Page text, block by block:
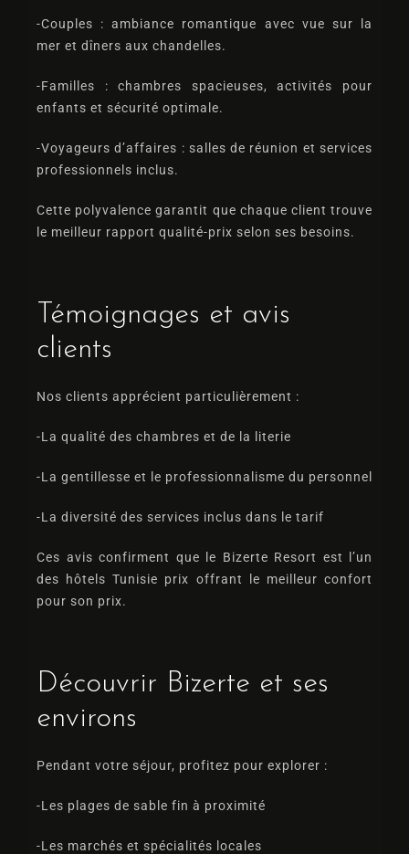
-Couples : ambiance romantique avec vue sur la
mer et dîners aux chandelles.
-Familles : chambres spacieuses, activités pour
enfants et sécurité optimale.
-Voyageurs d’affaires : salles de réunion et services
professionnels inclus.
Cette polyvalence garantit que chaque client trouve
le meilleur rapport qualité-prix selon ses besoins.
Témoignages et avis
clients
Nos clients apprécient particulièrement :
-La qualité des chambres et de la literie
-La gentillesse et le professionnalisme du personnel
-La diversité des services inclus dans le tarif
Ces avis confirment que le Bizerte Resort est l’un
des
hôtels Tunisie prix offrant le meilleur confort
pour son prix.
Découvrir Bizerte et ses
environs
Pendant votre séjour, profitez pour explorer :
-Les plages de sable fin à proximité
-Les marchés et spécialités locales